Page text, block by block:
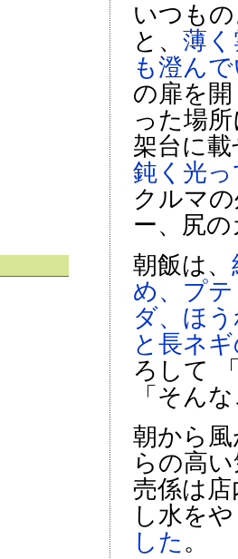
いつも
と、 薄
も澄ん
の扉を
った場
架台に
鈍く光
クルマ
ー、尻
朝飯は、
め、プ
ダ、ほ
と長ネ
ろして
「そん
朝から
らの高
売係は
し水を
した 。